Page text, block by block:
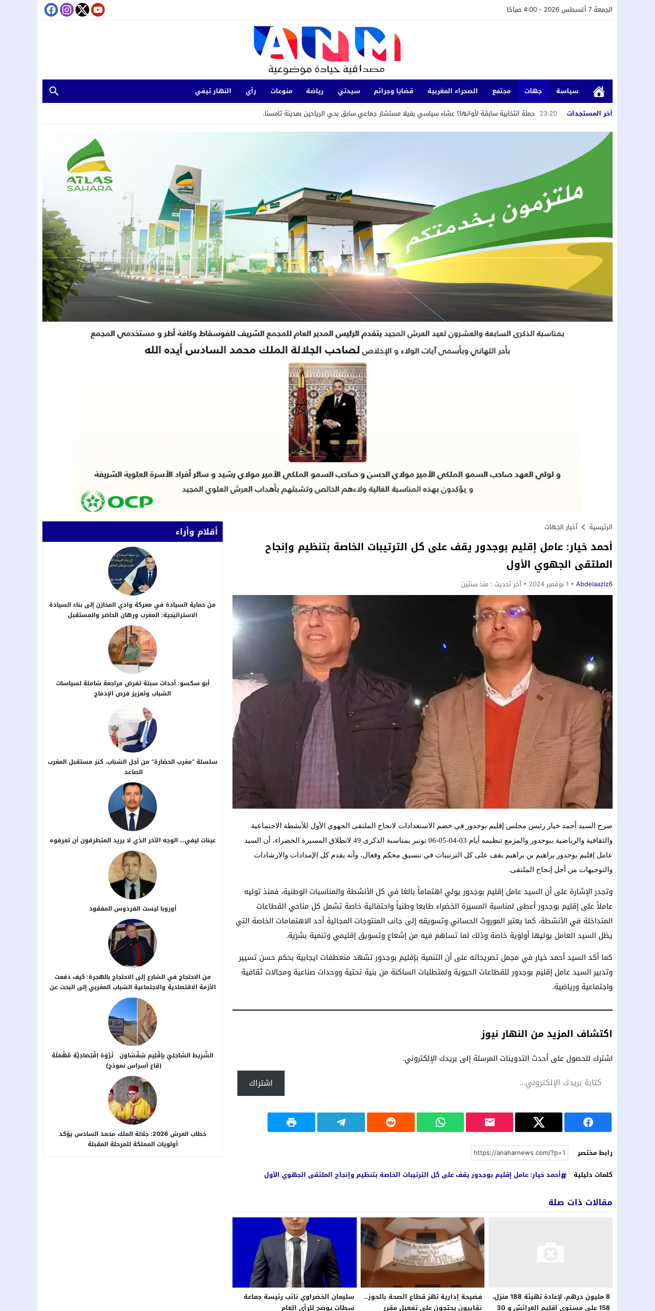
الجمعة 7 أغسطس 2026 - 4:00 صباحًا
سياسة جهات مجتمع الصحراء المغربية قضايا وجرائم سيدتي رياضة منوعات رأي
النهار تيفي
أخر المستجدات
23:20 حملة انتخابية سابقة لأوانها؟ عشاء سياسي بفيلا مستشار جماعي سابق بحي الرياحين بمدينة تامسنا.
20:26 لقاء دولي حول قضايا الشباب والطلبة بالمنتدى الاجتماعي العالمي في كوتونو ببصمة مغربية
20:18 صالح داهي يمثل وفد مدينة العيون في مؤتمر “مينا” العلمي الأول للإعلام والتحول الرقمي بإسطنبول
زاكورة..غرق طفلين بدوار تينكزة اولاد يحيى لكراير
17:55 إبراهيم أتكارت يعلن اعتزال العمل السياسي ويدعو إلى تمكين الشباب من قيادة المرحلة 17:38 المحامي يوسف أكجدول يعلن ترشحه مستقلاً لانتخابات مجلس النواب عن إقليم الحوز
الحسيمة.. شاب في العشرينات ينهي حياته شنقاً بدوار تلغونت 15:26 الدورة الأولى لـمهرجان السعيدية للموسيقى.
14:40 الدارالبيضاء..الشركة الجهوية متعددة الخدمات الدار البيضاءـ سطات تجري عمليات تنظيف وصيانة شبكة التطهير السائل.
الرئيسية أخبار الجهات
أحمد خيار: عامل إقليم بوجدور يقف على كل الترتيبات الخاصة بتنظيم وإنجاح
الملتقى الجهوي الأول
Abdelaaziz6 1 نوفمبر 2024 آخر تحديث : منذ سنتين
صرح السيد أحمد خيار رئيس مجلس إقليم بوجدور في خضم الاستعدادات لانجاح الملتقى الجهوي الأول للأنشطة الاجتماعية
والثقافية والرياضية ببوجدور والمزمع تنظيمه أيام 03-04-05-06 نونبر بمناسبة الذكرى 49 لانطلاق المسيرة الخضراء، أن السيد
عامل إقليم بوجدور براهيم بن براهيم يقف على كل الترتيبات في تنسيق محكم وفعال، وأنه يقدم كل الإمدادات والارشادات
والتوجيهات من أجل إنجاح الملتقى.
وتجدر الإشارة على أن السيد عامل إقليم بوجدور يولي اهتماماً بالغا في كل الأنشطة والمناسبات الوطنية، فمنذ توليه
عاملاً على إقليم بوجدور أعطى لمناسبة المسيرة الخضراء طابعا وطنياً واحتفالية خاصة تشمل كل مناحي القطاعات
المتداخلة في الأنشطة، كما يعتبر الموروث الحساني وتسويقه إلى جانب المنتوجات المجالية أحد الاهتمامات الخاصة التي
يظل السيد العامل يوليها أولوية خاصة وذلك لما تساهم فيه من إشعاع وتسويق إقليمي وتنمية بشرية.
كما أكد السيد أحمد خيار في مجمل تصريحاته على أن التنمية بإقليم بوجدور تشهد منعطفات ايجابية بحكم حسن تسيير
وتدبير السيد عامل إقليم بوجدور للقطاعات الحيوية ولمتطلبات الساكنة من بنية تحتية ووحدات صناعية ومجالات ثقافية
واجتماعية ورياضية.
اكتشاف المزيد من النهار نيوز
اشترك للحصول على أحدث التدوينات المرسلة إلى بريدك الإلكتروني.
اشتراك
رابط مختصر
كلمات دليلية
أحمد خيار: عامل إقليم بوجدور يقف على كل الترتيبات الخاصة بتنظيم وإنجاح الملتقى الجهوي الأول
مقالات ذات صلة
8 مليون درهم، لإعادة تهيئة 188 منزل،
158 على مستوى اقليم العرائش و 30
فضيحة إدارية تهز قطاع الصحة بالحوز..
نقابيون يحتجون على تفعيل مقرر
سليمان الخضراوي نائب رئيسة جماعة
سطات يوضح للرأي العام
أقلام وأراء
من حماية السيادة في معركة وادي المخازن إلى بناء السيادة
الاستراتيجية: المغرب ورهان الحاضر والمستقبل
أبو سكسو: أحداث سبتة تفرض مراجعة شاملة لسياسات
الشباب وتعزيز فرص الإدماج
سلسلة “مغرب الحضارة” من أجل ​الشباب، كنز مستقبل المغرب
الصاعد
عينات ليفي… الوجه الآخر الذي لا يريد المتطرفون أن تعرفوه
أوروبا ليست الفردوس المفقود
من الاحتجاج في الشارع إلى الاحتجاج بالهجرة: كيف دفعت
الأزمة الاقتصادية والاجتماعية الشباب المغربي إلى البحث عن
بدائل خارج الوطن؟
الشَّرِيط السَّاحِلِيّ بإقْلِيم شِفْشَاون ثَرْوَة اِقْتِصَادِيَّة مُهْمَلَة
(قاع أسراس نموذج)
خطاب العرش 2026: جلالة الملك محمد السادس يؤكد
أولويات المملكة للمرحلة المقبلة